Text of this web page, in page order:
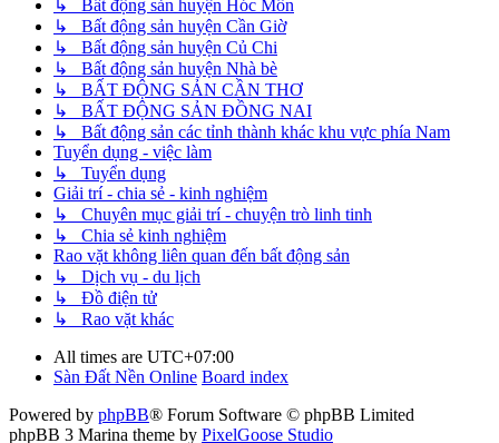
↳ Bất động sản huyện Hóc Môn
↳ Bất động sản huyện Cần Giờ
↳ Bất động sản huyện Củ Chi
↳ Bất động sản huyện Nhà bè
↳ BẤT ĐỘNG SẢN CẦN THƠ
↳ BẤT ĐỘNG SẢN ĐỒNG NAI
↳ Bất động sản các tỉnh thành khác khu vực phía Nam
Tuyển dụng - việc làm
↳ Tuyển dụng
Giải trí - chia sẻ - kinh nghiệm
↳ Chuyên mục giải trí - chuyện trò linh tinh
↳ Chia sẻ kinh nghiệm
Rao vặt không liên quan đến bất động sản
↳ Dịch vụ - du lịch
↳ Đồ điện tử
↳ Rao vặt khác
All times are UTC+07:00
Sàn Đất Nền Online Board index
Powered by phpBB® Forum Software © phpBB Limited
phpBB 3 Marina theme by PixelGoose Studio